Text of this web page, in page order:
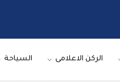
الركن الاعلامى السياحة